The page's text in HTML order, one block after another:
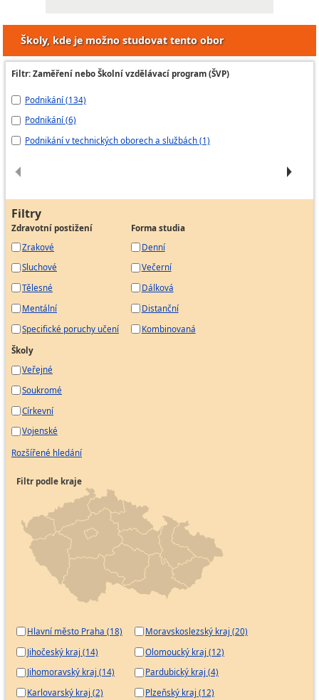
Školy, kde je možno studovat tento obor
Filtr: Zaměření nebo Školní vzdělávací program (ŠVP)
Podnikání (134)
Podnikání (6)
Podnikání v technických oborech a službách (1)
Filtry
Zdravotní postižení
Zrakové
Sluchové
Tělesné
Mentální
Specifické poruchy učení
Forma studia
Denní
Večerní
Dálková
Distanční
Kombinovaná
Školy
Veřejné
Soukromé
Církevní
Vojenské
Rozšířené hledání
Filtr podle kraje
Hlavní město Praha (18)
Jihočeský kraj (14)
Jihomoravský kraj (14)
Karlovarský kraj (2)
Moravskoslezský kraj (20)
Olomoucký kraj (12)
Pardubický kraj (4)
Plzeňský kraj (12)